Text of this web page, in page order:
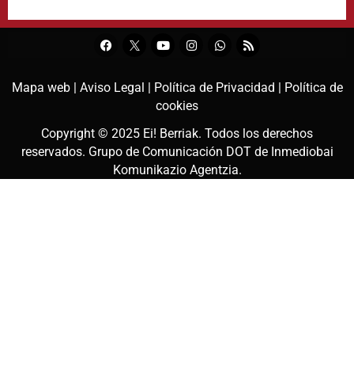
Mapa web | Aviso Legal | Política de Privacidad |
Política de
cookies
Copyright © 2025 Ei! Berriak. Todos los derechos
reservados. Grupo de Comunicación DOT de Inmediobai
Komunikazio Agentzia.